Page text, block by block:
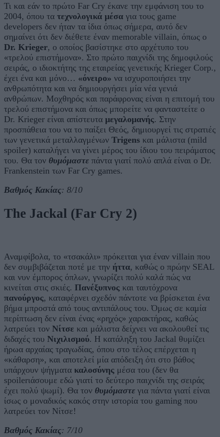
Τι και εάν το πρώτο Far Cry έκανε την εμφάνιση του το
2004, όπου τα τεχνολογικά μέσα για τους game
developers δεν ήταν τα ίδια όπως σήμερα, αυτό δεν
σημαίνει ότι δεν διέθετε έναν memorable villain, όπως ο
Dr. Krieger, ο οποίος βασίστηκε στο αρχέτυπο του
«τρελού επιστήμονα». Στο πρώτο παιχνίδι της δημοφιλούς
σειράς, o ιδιοκτήτης της εταιρείας γενετικής Krieger Corp.,
έχει ένα και μόνο… «όνειρο» να ισχυροποιήσει την
ανθρωπότητα και να δημιουργήσει μία νέα γενιά
ανθρώπων. Μοχθηρός και παράφρονας είναι η επιτομή του
τρελού επιστήμονα και όπως μπορείτε να φανταστείτε ο
Dr. Krieger είναι απίστευτα μεγαλομανής. Στην
προσπάθεια του να το παίξει Θεός, δημιουργεί τις στρατιές
των γενετικά μεταλλαγμένων Trigens και μάλιστα (mild
spoiler) καταλήγει να γίνει μέρος του ίδιου του πειράματος
του. Θα τον θυμόμαστε πάντα γιατί πολύ απλά είναι ο Dr.
Frankenstein των Far Cry games.
Βαθμός Κακίας: 8/10
The Jackal (Far Cry 2)
Αναμφίβολα, το «τσακάλι» πρόκειται για έναν villain που
δεν συμβιβάζεται ποτέ με την ήττα, καθώς ο πρώην SEAL
και νυν έμπορος όπλων, γνωρίζει πολύ καλά πώς να
κινείται στις σκιές. Πανέξυπνος και ταυτόχρονα
πανούργος, καταφέρνει σχεδόν πάντοτε να βρίσκεται ένα
βήμα μπροστά από τους αντιπάλους του. Όμως σε καμία
περίπτωση δεν είναι ένας «ρηχός» χαρακτήρας, καθώς
λατρεύει τον Νίτσε και μάλιστα δείχνει να ακολουθεί τις
διδαχές του Νιχιλισμού. Η κατάληξη του Jackal θυμίζει
ήρωα αρχαίας τραγωδίας, όπου στο τέλος επέρχεται η
«κάθαρση», και αποτελεί μία απόδειξη ότι στο βάθος
υπάρχουν ψήγματα καλοσύνης μέσα του (δεν θα
spoilerιάσουμε εδώ γιατί το δεύτερο παιχνίδι της σειράς
έχει πολύ ψωμί). Θα τον θυμόμαστε για πάντα γιατί είναι
ίσως ο μοναδικός κακός στην ιστορία του gaming που
λατρεύει τον Νίτσε!
Βαθμός Κακίας: 7/10